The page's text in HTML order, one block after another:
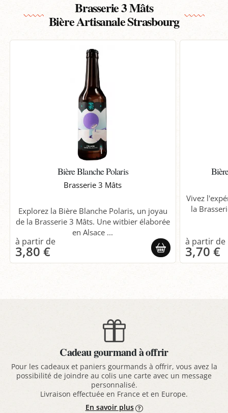
Brasserie 3 Mâts
Bière Artisanale Strasbourg
Bière Blanche Polaris
Brasserie 3 Mâts
Explorez la Bière Blanche Polaris, un joyau
de la Brasserie 3 Mâts. Une witbier élaborée
en Alsace ...
3,80 €
Vivez
la
3,70 €
Cadeau gourmand à offrir
Pour les cadeaux et paniers gourmands à offrir, vous avez la
possibilité de joindre au colis une carte avec un message
personnalisé.
Livraison effectuée en France et en Europe.
En savoir plus